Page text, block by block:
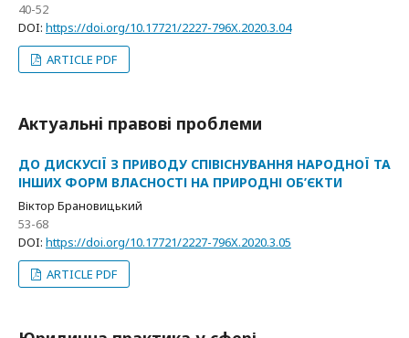
40-52
DOI: https://doi.org/10.17721/2227-796X.2020.3.04
ARTICLE PDF
Актуальнi правовi проблеми
ДО ДИСКУСІЇ З ПРИВОДУ СПІВІСНУВАННЯ НАРОДНОЇ ТА
ІНШИХ ФОРМ ВЛАСНОСТІ НА ПРИРОДНІ ОБ’ЄКТИ
Віктор Брановицький
53-68
DOI: https://doi.org/10.17721/2227-796X.2020.3.05
ARTICLE PDF